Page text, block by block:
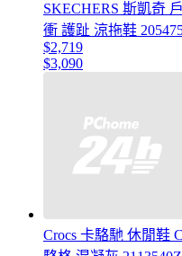
SKECHERS 斯凱奇
衝 護趾 涼拖鞋
$2,719
$3,090
Crocs 卡駱馳 休閒鞋